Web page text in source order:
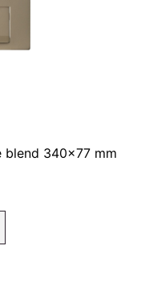
blend 340×77 mm